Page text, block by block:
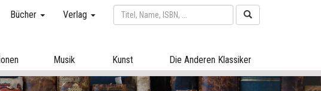
Bücher Verlag
Musik Kunst Die Anderen Klassiker